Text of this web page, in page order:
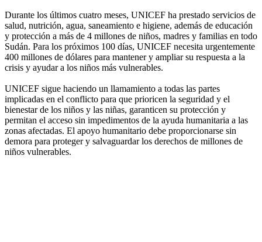
Durante los últimos cuatro meses, UNICEF ha prestado servicios de
salud, nutrición, agua, saneamiento e higiene, además de educación
y protección a más de 4 millones de niños, madres y familias en todo
Sudán. Para los próximos 100 días, UNICEF necesita urgentemente
400 millones de dólares para mantener y ampliar su respuesta a la
crisis y ayudar a los niños más vulnerables.
UNICEF sigue haciendo un llamamiento a todas las partes
implicadas en el conflicto para que prioricen la seguridad y el
bienestar de los niños y las niñas, garanticen su protección y
permitan el acceso sin impedimentos de la ayuda humanitaria a las
zonas afectadas. El apoyo humanitario debe proporcionarse sin
demora para proteger y salvaguardar los derechos de millones de
niños vulnerables.